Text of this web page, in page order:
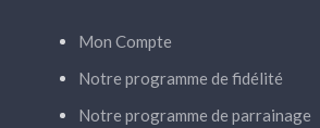
Mon Compte
Notre programme de fidélité
Notre programme de parrainage